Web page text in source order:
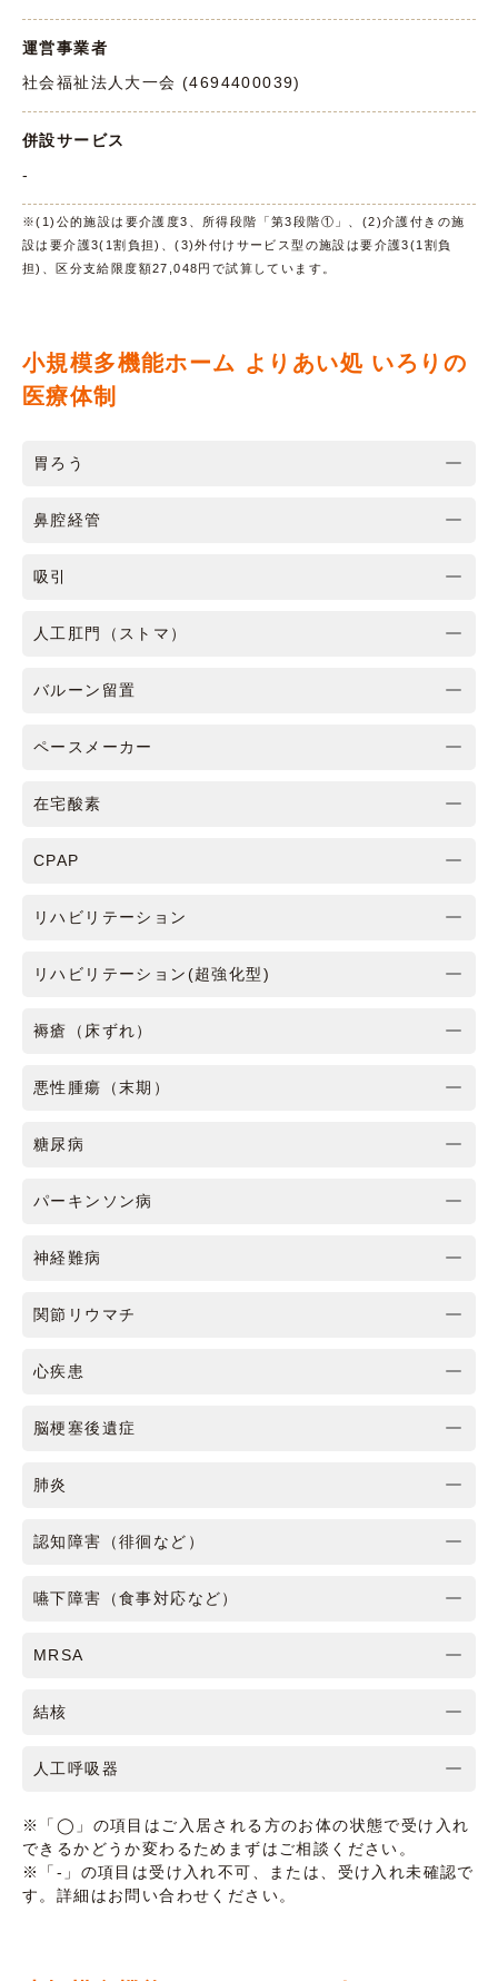
運営事業者
社会福祉法人大一会 (4694400039)
併設サービス
-
※(1)公的施設は要介護度3、所得段階「第3段階①」、(2)介護付きの施
設は要介護3(1割負担)、(3)外付けサービス型の施設は要介護3(1割負
担)、区分支給限度額27,048円で試算しています。
小規模多機能ホーム よりあい処 いろりの
医療体制
胃ろう
鼻腔経管
吸引
人工肛門（ストマ）
バルーン留置
ペースメーカー
在宅酸素
CPAP
リハビリテーション
リハビリテーション(超強化型)
褥瘡（床ずれ）
悪性腫瘍（末期）
糖尿病
パーキンソン病
神経難病
関節リウマチ
心疾患
脳梗塞後遺症
肺炎
認知障害（徘徊など）
嚥下障害（食事対応など）
MRSA
結核
人工呼吸器
※「◯」の項目はご入居される方のお体の状態で受け入れ
できるかどうか変わるためまずはご相談ください。
※「-」の項目は受け入れ不可、または、受け入れ未確認で
す。詳細はお問い合わせください。